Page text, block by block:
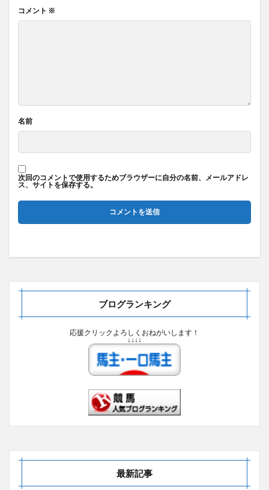
コメント ※
名前
次回のコメントで使用するためブラウザーに自分の名前、メールアドレ
ス、サイトを保存する。
ブログランキング
応援クリックよろしくおねがいします！
↓↓↓↓
最新記事